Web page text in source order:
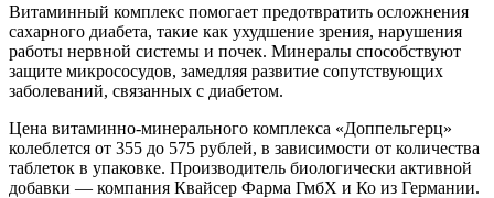
Витаминный комплекс помогает предотвратить осложнения
сахарного диабета, такие как ухудшение зрения, нарушения
работы нервной системы и почек. Минералы способствуют
защите микрососудов, замедляя развитие сопутствующих
заболеваний, связанных с диабетом.
Цена витаминно-минерального комплекса «Доппельгерц»
колеблется от 355 до 575 рублей, в зависимости от количества
таблеток в упаковке. Производитель биологически активной
добавки — компания Квайсер Фарма ГмбХ и Ко из Германии.